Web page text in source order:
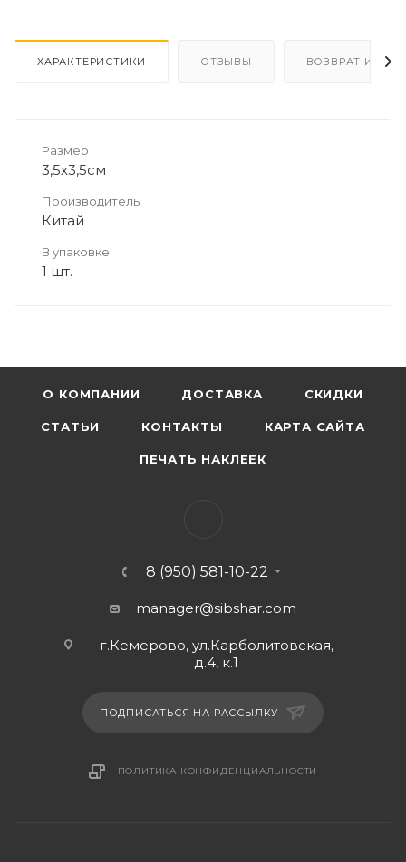
ХАРАКТЕРИСТИКИ ОТЗЫВЫ ВОЗВРАТ И
Размер
3,5х3,5см
Производитель
Китай
В упаковке
1 шт.
О КОМПАНИИ ДОСТАВКА СКИДКИ
СТАТЬИ КОНТАКТЫ КАРТА САЙТА
ПЕЧАТЬ НАКЛЕЕК
8 (950) 581-10-22
manager@sibshar.com
г.Кемерово, ул.Карболитовская,
д.4, к.1
ПОДПИСАТЬСЯ НА РАССЫЛКУ
ПОЛИТИКА КОНФИДЕНЦИАЛЬНОСТИ